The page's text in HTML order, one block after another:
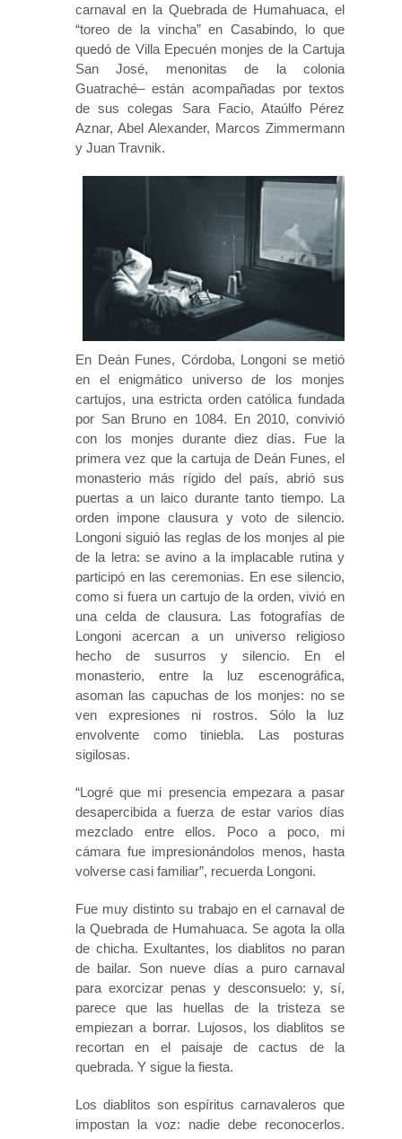
carnaval en la Quebrada de Humahuaca, el
“toreo de la vincha” en Casabindo, lo que
quedó de Villa Epecuén monjes de la Cartuja
San José, menonitas de la colonia
Guatraché– están acompañadas por textos
de sus colegas Sara Facio, Ataúlfo Pérez
Aznar, Abel Alexander, Marcos Zimmermann
y Juan Travnik.
En Deán Funes, Córdoba, Longoni se metió
en el enigmático universo de los monjes
cartujos, una estricta orden católica fundada
por San Bruno en 1084. En 2010, convivió
con los monjes durante diez días. Fue la
primera vez que la cartuja de Deán Funes, el
monasterio más rígido del país, abrió sus
puertas a un laico durante tanto tiempo. La
orden impone clausura y voto de silencio.
Longoni siguió las reglas de los monjes al pie
de la letra: se avino a la implacable rutina y
participó en las ceremonias. En ese silencio,
como si fuera un cartujo de la orden, vivió en
una celda de clausura. Las fotografías de
Longoni acercan a un universo religioso
hecho de susurros y silencio. En el
monasterio, entre la luz escenográfica,
asoman las capuchas de los monjes: no se
ven expresiones ni rostros. Sólo la luz
envolvente como tiniebla. Las posturas
sigilosas.
“Logré que mi presencia empezara a pasar
desapercibida a fuerza de estar varios días
mezclado entre ellos. Poco a poco, mi
cámara fue impresionándolos menos, hasta
volverse casi familiar”, recuerda Longoni.
Fue muy distinto su trabajo en el carnaval de
la Quebrada de Humahuaca. Se agota la olla
de chicha. Exultantes, los diablitos no paran
de bailar. Son nueve días a puro carnaval
para exorcizar penas y desconsuelo: y, sí,
parece que las huellas de la tristeza se
empiezan a borrar. Lujosos, los diablitos se
recortan en el paisaje de cactus de la
quebrada. Y sigue la fiesta.
Los diablitos son espíritus carnavaleros que
impostan la voz: nadie debe reconocerlos.